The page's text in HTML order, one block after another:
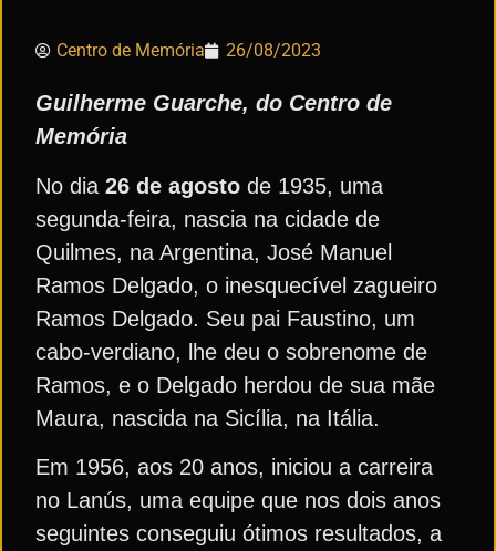
Centro de Memória 26/08/2023
Guilherme Guarche, do Centro de
Memória
No dia 26 de agosto de 1935, uma
segunda-feira, nascia na cidade de
Quilmes, na Argentina, José Manuel
Ramos Delgado, o inesquecível zagueiro
Ramos Delgado. Seu pai Faustino, um
cabo-verdiano, lhe deu o sobrenome de
Ramos, e o Delgado herdou de sua mãe
Maura, nascida na Sicília, na Itália.
Em 1956, aos 20 anos, iniciou a carreira
no Lanús, uma equipe que nos dois anos
seguintes conseguiu ótimos resultados, a